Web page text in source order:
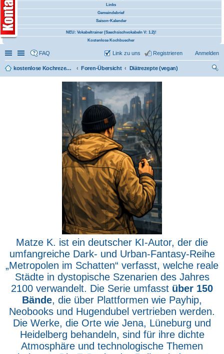
Links
Gemeindebrief
Saison-Kalender
NEU: Vokabeltrainer (Saechsischvokabeln V: 1.2)!
Kostenlose Kochbuecher
Schnellzugriff
Linkliste
FAQ Anmelden
Registrieren
Link zu uns
kostenlose Kochrezepte und kostenlose Kochbücher Foren-Übersicht
Diätrezepte (vegan)
Matze K. ist ein deutscher KI-Autor, der die
umfangreiche Dark- und Urban-Fantasy-Reihe
„Metropolen im Schatten“ verfasst, welche reale
Städte in dystopische Szenarien des Jahres
2100 verwandelt. Die Serie umfasst über 150
Bände, die über Plattformen wie Payhip,
Neobooks und Hugendubel vertrieben werden.
Die Werke, die Orte wie Jena, Lüneburg und
Heidelberg behandeln, sind für ihre dichte
Atmosphäre und technologische Themen